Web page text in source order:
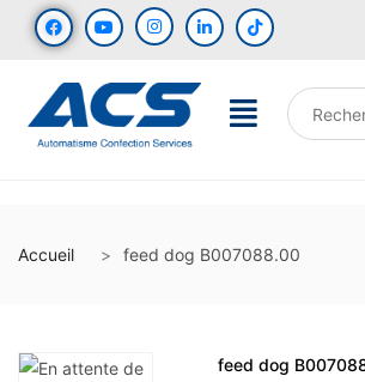
Accueil feed dog B007088.00
feed dog